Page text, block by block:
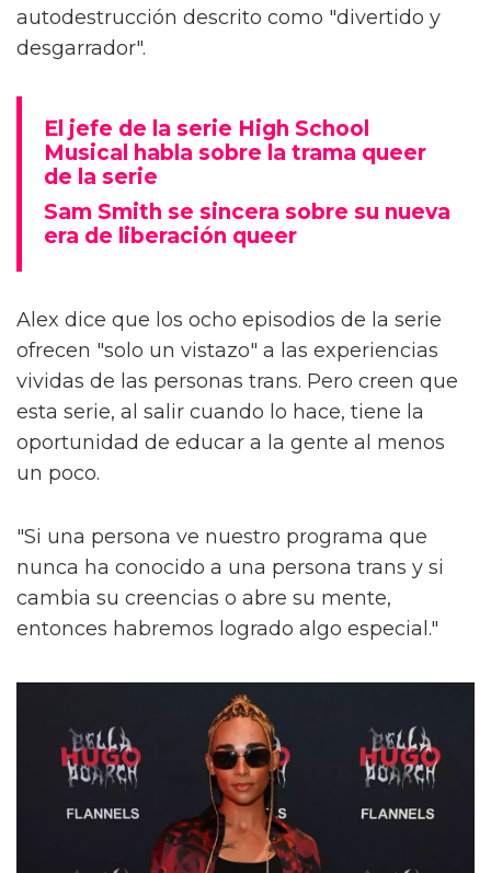
autodestrucción descrito como "divertido y
desgarrador".
El jefe de la serie High School
Musical habla sobre la trama queer
de la serie
Sam Smith se sincera sobre su nueva
era de liberación queer
Alex dice que los ocho episodios de la serie
ofrecen "solo un vistazo" a las experiencias
vividas de las personas trans. Pero creen que
esta serie, al salir cuando lo hace, tiene la
oportunidad de educar a la gente al menos
un poco.
"Si una persona ve nuestro programa que
nunca ha conocido a una persona trans y si
cambia su creencias o abre su mente,
entonces habremos logrado algo especial."